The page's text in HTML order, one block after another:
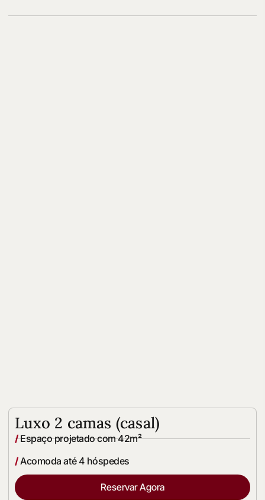
Luxo 2 camas (casal)
/Espaço projetado com 42m²
/Acomoda até 4 hóspedes
Reservar Agora